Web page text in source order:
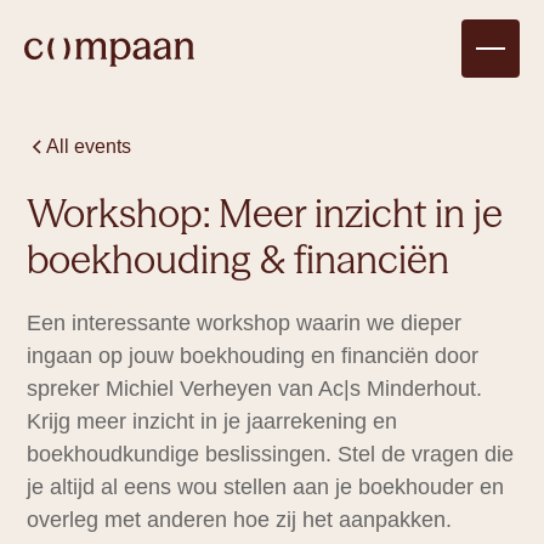
Compagnon
personen
There are no upcoming events for
All events
Workshop: Meer inzicht in je
boekhouding & financiën
Een interessante workshop waarin we dieper
ingaan op jouw boekhouding en financiën door
spreker Michiel Verheyen van Ac|s Minderhout.
Krijg meer inzicht in je jaarrekening en
boekhoudkundige beslissingen. Stel de vragen die
je altijd al eens wou stellen aan je boekhouder en
overleg met anderen hoe zij het aanpakken.